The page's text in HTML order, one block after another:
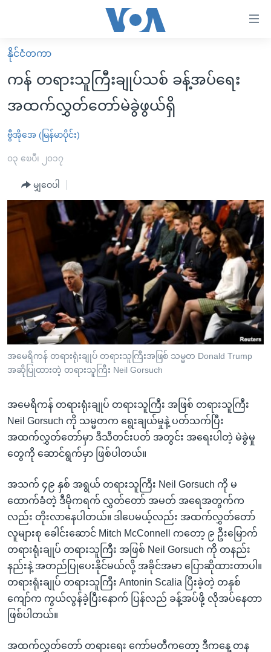
လွယ်ကူ
စေ
များ
ပင်မ
ကျော်
ကြည့်
ညွန်း
စာမျက်နှာ
ကျော်
ကြည့်
ရန်
ရန်
နေရာ
သို့
ကျော်
မူလစာမျက်နှာ
မြန်မာ
ကမ္ဘာ့သတင်းများ
နိုင်ငံတကာ
အစ္စရေး-ပါလက်စတိုင်း
ဗွီဒီယို
အင်္ဂလိပ်စာလေ့လာမယ်
အမေရိကန်သုံးအီဒီယံ
ရုပ်ရှင်ထဲက အင်္ဂလိပ်စာ
သုတပဒေသာ အင်္ဂလိပ်စာ
အပတ်စဉ်ကဏ္ဍများ
ရေဒီယိုနှင့်ရုပ်သံ အချက်အလက်များ
ရေဒီယို/တီဗွီအစီအစဉ်
Learning English
ဗွီအိုအေ လူမှုကွန်ယက်များ
နိုင်ငံတကာ
ကန် တရားသူကြီးချုပ်သစ် ခန့်အပ်ရေး
အထက်လွှတ်တော်မဲခွဲဖွယ်ရှိ
ဗွီအိုအေ (မြန်မာပိုင်း)
၀၃ ဧၿပီ၊ ၂၀၁၇
မျှဝေပါ
အမေရိကန် တရားရုံးချုပ် တရားသူကြီးအဖြစ် သမ္မတ Donald Trump
အဆိုပြုထားတဲ့ တရားသူကြီး Neil Gorsuch
အမေရိကန် တရားရုံးချုပ် တရားသူကြီး အဖြစ် တရားသူကြီး
Neil Gorsuch ကို သမ္မတက ရွေးချယ်မှုနဲ့ ပတ်သက်ပြီး
အထက်လွှတ်တော်မှာ ဒီသီတင်းပတ် အတွင်း အရေးပါတဲ့ မဲခွဲမှု
တွေကို ဆောင်ရွက်မှာ ဖြစ်ပါတယ်။
အသက် ၄၉ နှစ် အရွယ် တရားသူကြီး Neil Gorsuch ကို မ
ထောက်ခံတဲ့ ဒီမိုကရက် လွှတ်တော် အမတ် အရေအတွက်က
လည်း တိုးလာနေပါတယ်။ ဒါပေမယ့်လည်း အထက်လွှတ်တော်
လူများစု ခေါင်းဆောင် Mitch McConnell ကတော့ ၉ ဦးမြောက်
တရားရုံးချုပ် တရားသူကြီး အဖြစ် Neil Gorsuch ကို တနည်း
နည်းနဲ့ အတည်ပြုပေးနိုင်မယ်လို့ အခိုင်အမာ ပြောဆိုထားတာပါ။
တရားရုံးချုပ် တရားသူကြီး Antonin Scalia ပြီးခဲ့တဲ့ တနှစ်
ကျော်က ကွယ်လွန်ခဲ့ပြီးနောက် ပြန်လည် ခန့်အပ်ဖို့ လိုအပ်နေတာ
ဖြစ်ပါတယ်။
အထက်လွှတ်တော် တရားရေး ကော်မတီကတော့ ဒီကနေ့ တန